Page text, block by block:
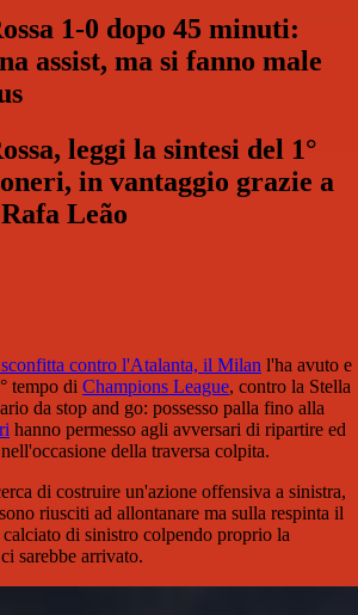
1-0 dopo 45 minuti:
assist, ma si fanno male
leggi la sintesi del 1°
in vantaggio grazie a
Leão
contro l'Atalanta, il Milan l'ha avuto e
tempo di Champions League, contro la Stella
da stop and go: possesso palla fino alla
hanno permesso agli avversari di ripartire ed
della traversa colpita.
di costruire un'azione offensiva a sinistra,
riusciti ad allontanare ma sulla respinta il
di sinistro colpendo proprio la
sarebbe arrivato.